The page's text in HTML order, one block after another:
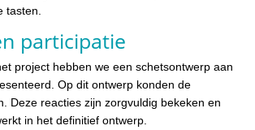
tasten.
participatie
project hebben we een schetsontwerp aan
Op dit ontwerp konden de
Deze reacties zijn zorgvuldig bekeken en
in het definitief ontwerp.